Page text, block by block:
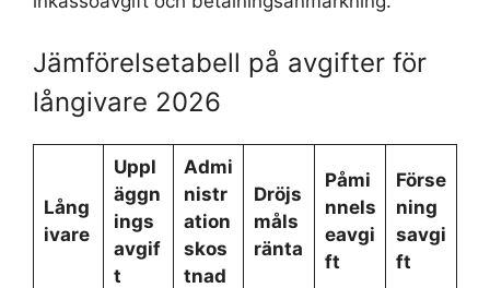
Jämförelsetabell på avgifter för
långivare 2026
Lång
ivare
Uppl
äggn
ings
avgif
t
Admi
nistr
ation
skos
tnad
Dröjs
måls
ränta
Påmi
nnels
eavgi
ft
Förse
ning
savgi
ft